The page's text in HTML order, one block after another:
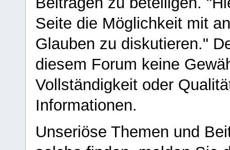
Seite die Möglichkeit mit
Glauben zu diskutieren."
diesem Forum keine
Vollständigkeit oder
Informationen.
Unseriöse Themen und